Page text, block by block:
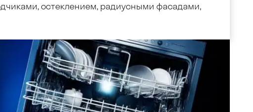
остеклением, радиусными фасадами,